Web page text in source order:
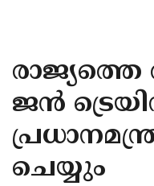
KANNUR
KASARAGOD
ജൻ
ചെയ്യും